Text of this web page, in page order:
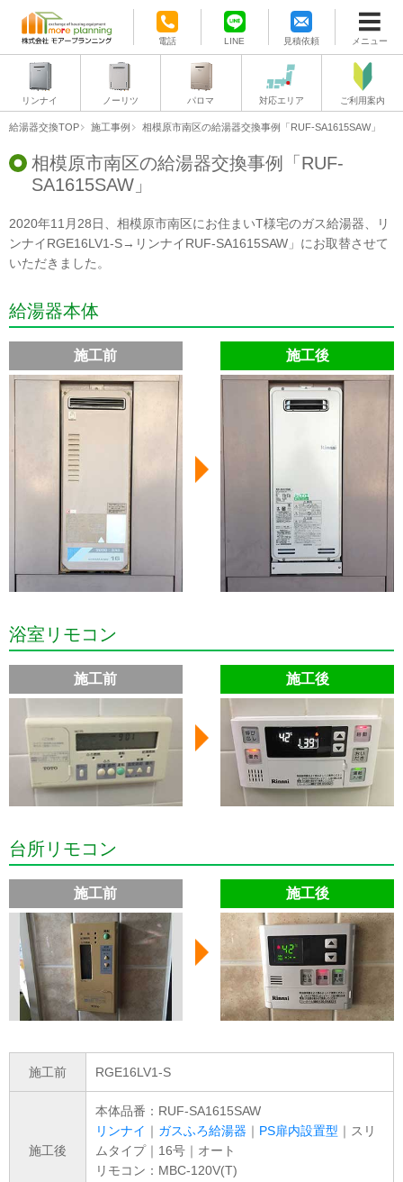
電話 LINE 見積依頼 メニュー
リンナイ ノーリツ パロマ 対応エリア ご利用案内
給湯器交換TOP 施工事例 相模原市南区の給湯器交換事例「RUF-SA1615SAW」
相模原市南区の給湯器交換事例「RUF-
SA1615SAW」
2020年11月28日、相模原市南区にお住まいT様宅のガス給湯器、リ
ンナイRGE16LV1-S→リンナイRUF-SA1615SAW」にお取替させて
いただきました。
給湯器本体
施工前 施工後
浴室リモコン
施工前 施工後
台所リモコン
施工前 施工後
施工前 RGE16LV1-S
施工後
本体品番：RUF-SA1615SAW
リンナイ ｜ ガスふろ給湯器 ｜ PS扉内設置型 ｜スリ
ムタイプ｜16号｜オート
リモコン：MBC-120V(T)